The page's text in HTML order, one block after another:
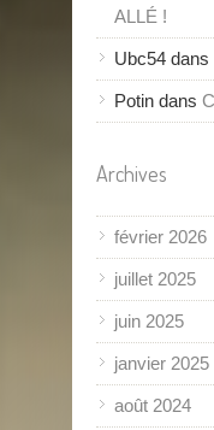
ALLÉ !
Ubc54 dans
Potin dans
Archives
février 2026
juillet 2025
juin 2025
janvier 2025
août 2024